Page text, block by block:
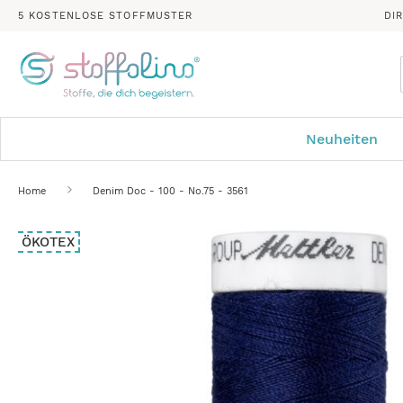
5 KOSTENLOSE STOFFMUSTER
Neuheiten
Home Denim Doc - 100 - No.75 - 3561
Zum
Ende
ÖKOTEX